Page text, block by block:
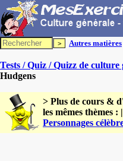
Autres matières
Tests / Quiz / Quizz de culture
Hudgens
> Plus de cours &
les mêmes thèmes : |
Personnages